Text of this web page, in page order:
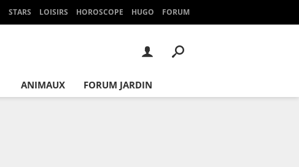
STARS LOISIRS HOROSCOPE HUGO FORUM
ANIMAUX FORUM JARDIN